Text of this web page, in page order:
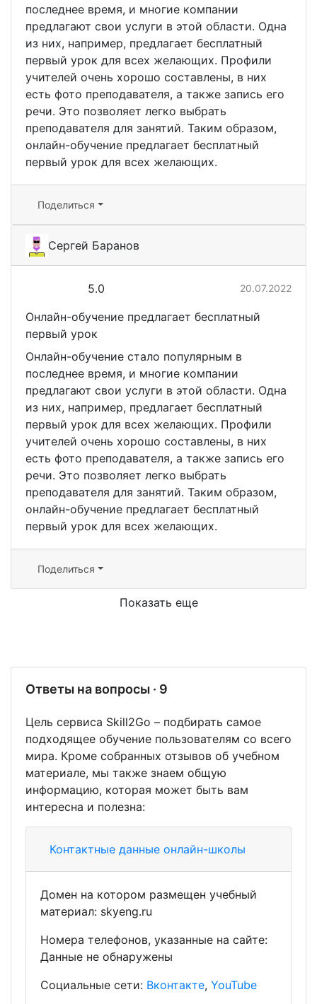
последнее время, и многие компании
предлагают свои услуги в этой области. Одна
из них, например, предлагает бесплатный
первый урок для всех желающих. Профили
учителей очень хорошо составлены, в них
есть фото преподавателя, а также запись его
речи. Это позволяет легко выбрать
преподавателя для занятий. Таким образом,
онлайн-обучение предлагает бесплатный
первый урок для всех желающих.
Поделиться
Сергей Баранов
5.0 20.07.2022
Онлайн-обучение предлагает бесплатный
первый урок
Онлайн-обучение стало популярным в
последнее время, и многие компании
предлагают свои услуги в этой области. Одна
из них, например, предлагает бесплатный
первый урок для всех желающих. Профили
учителей очень хорошо составлены, в них
есть фото преподавателя, а также запись его
речи. Это позволяет легко выбрать
преподавателя для занятий. Таким образом,
онлайн-обучение предлагает бесплатный
первый урок для всех желающих.
Поделиться
Показать еще
Ответы на вопросы · 9
Цель сервиса Skill2Go – подбирать самое
подходящее обучение пользователям со всего
мира. Кроме собранных отзывов об учебном
материале, мы также знаем общую
информацию, которая может быть вам
интересна и полезна:
Контактные данные онлайн-школы
Домен на котором размещен учебный
материал: skyeng.ru
Номера телефонов, указанные на сайте:
Данные не обнаружены
Социальные сети: Вконтакте, YouTube